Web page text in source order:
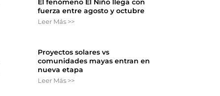
El fenómeno El Niño llega con
fuerza entre agosto y octubre
Leer Más >>
Proyectos solares vs
comunidades mayas entran en
nueva etapa
Leer Más >>